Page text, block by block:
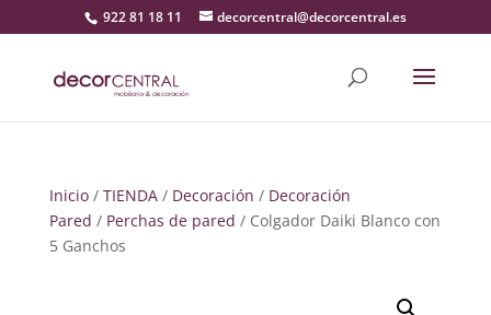
922 81 18 11 decorcentral@decorcentral.es
Inicio/ TIENDA/ Decoración / Decoración
Pared / Perchas de pared / Colgador Daiki Blanco con
5 Ganchos